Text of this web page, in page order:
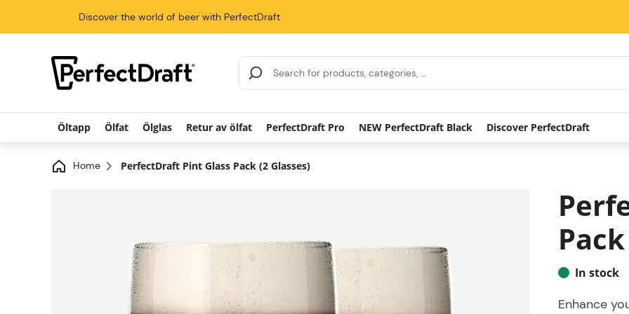
Discover the world of beer with PerfectDraft
Search Results
Öltapp Ölfat Ölglas Retur av ölfat PerfectDraft Pro NEW PerfectDraft Black Discover PerfectDraft
Home PerfectDraft Pint Glass Pack (2 Glasses)
In stock
Enhance